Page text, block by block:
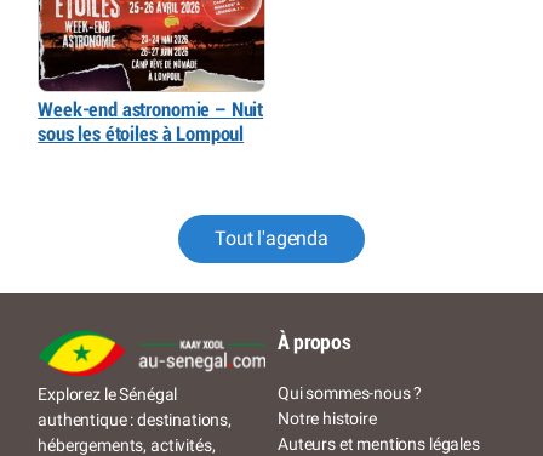
Week-end astronomie – Nuit
sous les étoiles à Lompoul
Tout l'agenda
Explorez le Sénégal
authentique : destinations,
hébergements, activités,
À propos
Qui sommes-nous ?
Notre histoire
Auteurs et mentions légales